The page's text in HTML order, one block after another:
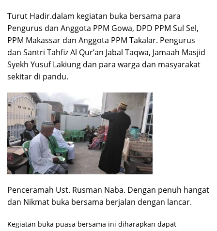
Turut Hadir.dalam kegiatan buka bersama para
Pengurus dan Anggota PPM Gowa, DPD PPM Sul Sel,
PPM Makassar dan Anggota PPM Takalar. Pengurus
dan Santri Tahfiz Al Qur’an Jabal Taqwa, Jamaah Masjid
Syekh Yusuf Lakiung dan para warga dan masyarakat
sekitar di pandu.
Penceramah Ust. Rusman Naba. Dengan penuh hangat
dan Nikmat buka bersama berjalan dengan lancar.
Kegiatan buka puasa bersama ini diharapkan dapat